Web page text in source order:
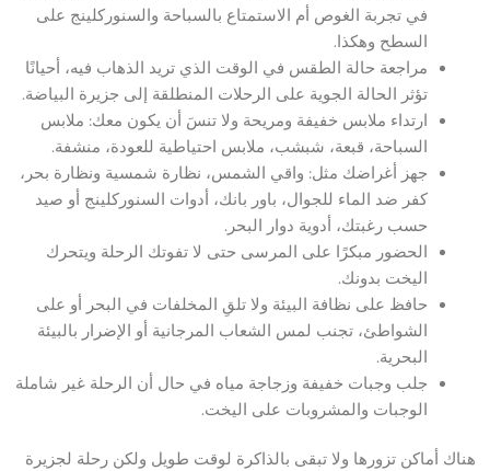
في تجربة الغوص أم الاستمتاع بالسباحة والسنوركلينج على
السطح وهكذا.
مراجعة حالة الطقس في الوقت الذي تريد الذهاب فيه، أحيانًا
تؤثر الحالة الجوية على الرحلات المنطلقة إلى جزيرة البياضة.
ارتداء ملابس خفيفة ومريحة ولا تنسَ أن يكون معك: ملابس
السباحة، قبعة، شبشب، ملابس احتياطية للعودة، منشفة.
جهز أغراضك مثل: واقي الشمس، نظارة شمسية ونظارة بحر،
كفر ضد الماء للجوال، باور بانك، أدوات السنوركلينج أو صيد
حسب رغبتك، أدوية دوار البحر.
الحضور مبكرًا على المرسى حتى لا تفوتك الرحلة ويتحرك
اليخت بدونك.
حافظ على نظافة البيئة ولا تلقِ المخلفات في البحر أو على
الشواطئ، تجنب لمس الشعاب المرجانية أو الإضرار بالبيئة
البحرية.
جلب وجبات خفيفة وزجاجة مياه في حال أن الرحلة غير شاملة
الوجبات والمشروبات على اليخت.
هناك أماكن تزورها ولا تبقى بالذاكرة لوقت طويل ولكن رحلة لجزيرة